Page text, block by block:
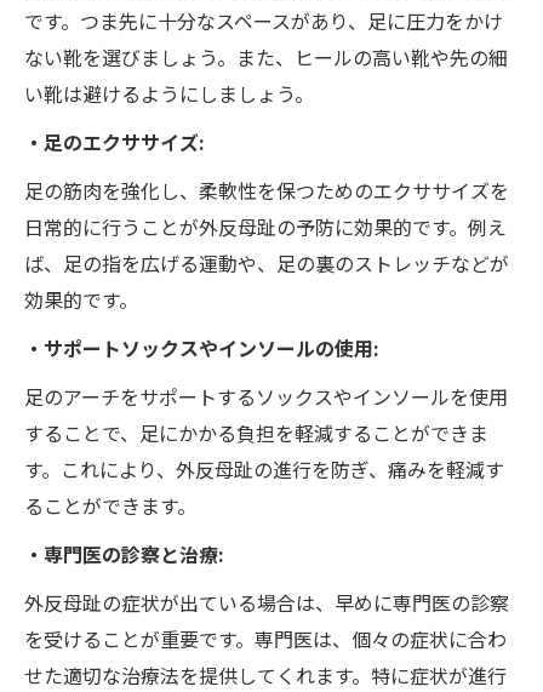
です。つま先に十分なスペースがあり、足に圧力をかけ
ない靴を選びましょう。また、ヒールの高い靴や先の細
い靴は避けるようにしましょう。
・足のエクササイズ:
足の筋肉を強化し、柔軟性を保つためのエクササイズを
日常的に行うことが外反母趾の予防に効果的です。例え
ば、足の指を広げる運動や、足の裏のストレッチなどが
効果的です。
・サポートソックスやインソールの使用:
足のアーチをサポートするソックスやインソールを使用
することで、足にかかる負担を軽減することができま
す。これにより、外反母趾の進行を防ぎ、痛みを軽減す
ることができます。
・専門医の診察と治療:
外反母趾の症状が出ている場合は、早めに専門医の診察
を受けることが重要です。専門医は、個々の症状に合わ
せた適切な治療法を提供してくれます。特に症状が進行